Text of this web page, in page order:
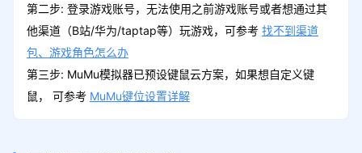
第二步: 登录游戏账号，无法使用之前游戏账号或者想通过其
他渠道（B站/华为/taptap等）玩游戏，可参考 找不到渠道
包、游戏角色怎么办
第三步: MuMu模拟器已预设键鼠云方案，如果想自定义键
鼠， 可参考 MuMu键位设置详解